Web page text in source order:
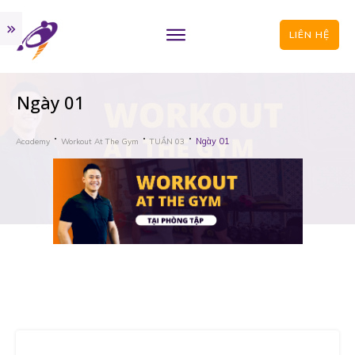
LIÊN HỆ
Ngày 01
Academy Workout At The Gym TUẦN 03 Ngày 01